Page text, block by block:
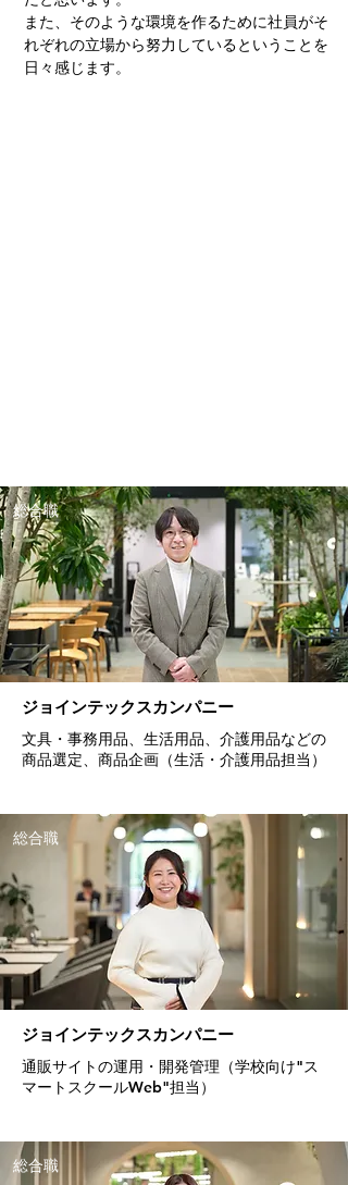
また、そのような環境を作るために社員がそ
れぞれの立場から努力しているということを
日々感じます。
総合職
ジョインテックスカンパニー
文具・事務用品、生活用品、介護用品などの
商品選定、商品企画（生活・介護用品担当）
総合職
ジョインテックスカンパニー
通販サイトの運用・開発管理（学校向け"ス
マートスクールWeb"担当）
総合職